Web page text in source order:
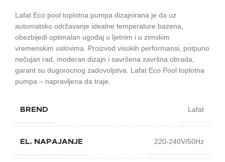
Lafat Eco pool toplotna pumpa dizajnirana je da uz
automatsko održavanje idealne temperature bazena,
obezbijedi optimalan ugođaj u ljetnim i u zimskim
vremenskim uslovima. Proizvod visokih performansi, potpuno
nečujan rad, moderan dizajn i savršena završna obrada,
garant su dugorocnog zadovoljstva. Lafat Eco Pool toplotna
pumpa – napravljena da traje.
BREND Lafat
EL. NAPAJANJE 220-240V/50Hz